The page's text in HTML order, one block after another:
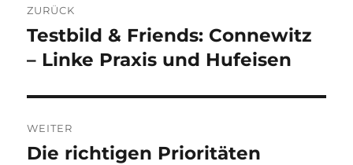
ZURÜCK
Vorheriger
Beitrag:
Testbild & Friends: Connewitz
– Linke Praxis und Hufeisen
WEITER
Nächster
Die richtigen Prioritäten